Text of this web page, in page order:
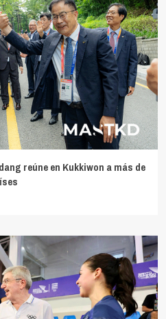
reúne en Kukkiwon a más de